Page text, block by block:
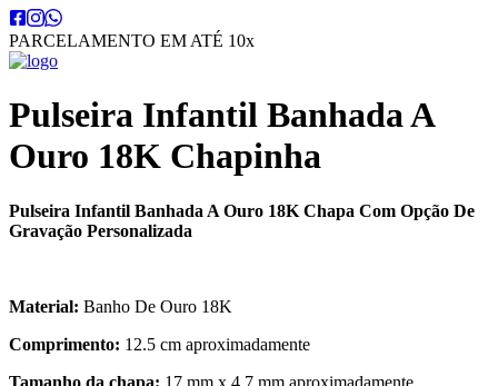
PARCELAMENTO EM ATÉ 10x
Pulseira Infantil Banhada A
Ouro 18K Chapinha
Pulseira Infantil Banhada A Ouro 18K Chapa Com Opção De
Gravação Personalizada
Material: Banho De Ouro 18K
Comprimento: 12.5 cm aproximadamente
Tamanho da chapa: 17 mm x 4.7 mm aproximadamente